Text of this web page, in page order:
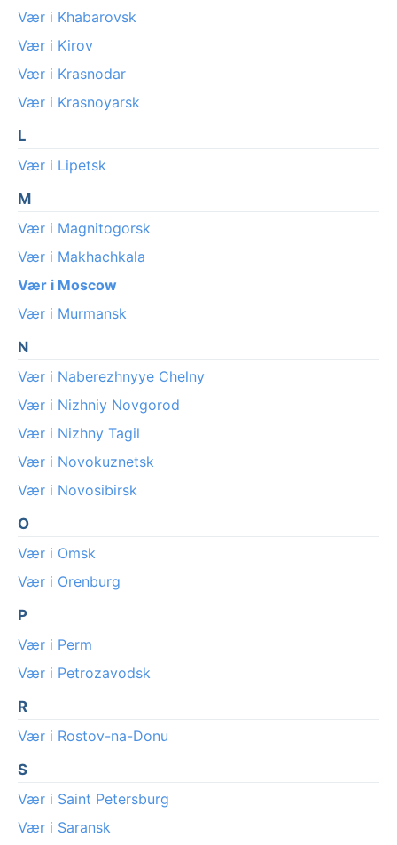
Vær i Khabarovsk
Vær i Kirov
Vær i Krasnodar
Vær i Krasnoyarsk
L
Vær i Lipetsk
M
Vær i Magnitogorsk
Vær i Makhachkala
Vær i Moscow
Vær i Murmansk
N
Vær i Naberezhnyye Chelny
Vær i Nizhniy Novgorod
Vær i Nizhny Tagil
Vær i Novokuznetsk
Vær i Novosibirsk
O
Vær i Omsk
Vær i Orenburg
P
Vær i Perm
Vær i Petrozavodsk
R
Vær i Rostov-na-Donu
S
Vær i Saint Petersburg
Vær i Saransk